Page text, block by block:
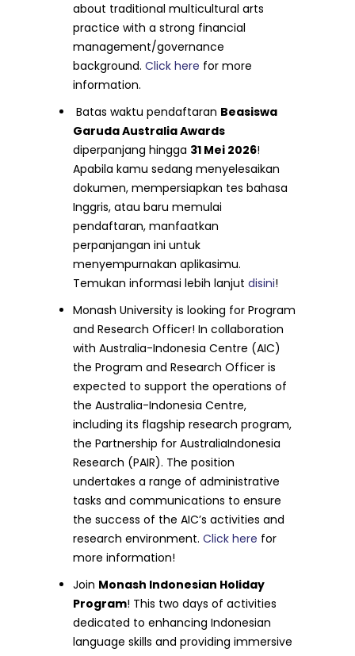
about traditional multicultural arts
practice with a strong financial
management/governance
background.Click here for more
information.
Batas waktu pendaftaran Beasiswa
Garuda Australia Awards
diperpanjang hingga 31 Mei 2026!
Apabila kamu sedang menyelesaikan
dokumen, mempersiapkan tes bahasa
Inggris, atau baru memulai
pendaftaran, manfaatkan
perpanjangan ini untuk
menyempurnakan aplikasimu.
Temukan informasi lebih lanjutdisini!
Monash University is looking for Program
and Research Officer! In collaboration
with Australia-Indonesia Centre (AIC)
the Program and Research Officer is
expected to support the operations of
the Australia-Indonesia Centre,
including its flagship research program,
the Partnership for AustraliaIndonesia
Research (PAIR). The position
undertakes a range of administrative
tasks and communications to ensure
the success of the AIC’s activities and
research environment.Click here for
more information!
Join Monash Indonesian Holiday
Program! This two days of activities
dedicated to enhancing Indonesian
language skills and providing immersive